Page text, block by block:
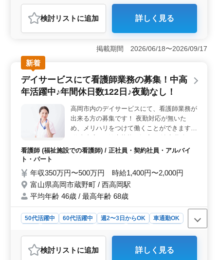
おすすめポイント
＜中高年の活躍＞ 中高年が活躍する福祉施設での看護
師業務の募集です。50代以上の採用実績があり、経験豊
富な方々が安心して働ける環境が整っています。施設内
での看護業務に従事し、地域の方々の健康を支えま
す。 ＜働き方の柔軟性＞ 週休2日制で長期的な働き
方をサポートしています。また、日勤のみや夜勤のみの
希望にも対応可能で、ライフスタイルに合わせた働き方
す。 ＜給与と福利厚生＞ 年収は300万円から480万
円まで幅広く設定されています。時給も1,000円から
1,800円と、経験や能力に応じて柔軟な給与体系です。さ
らに、雇用・労災・健康・厚生などの福利厚生も充実し
ており、安心して長く働ける環境が整っています。
検討リスト に追加 詳しく見る
掲載期間 2026/06/18〜2026/09/17
新着
デイサービスにて看護師業務の募集！中高
年活躍中♪年間休日数122日♪夜勤なし！
高岡市内のデイサービスにて、看護師業務が
出来る方の募集です！ 夜勤対応が無いた
め、メリハリをつけて働くことができます☆
ための看護 ・在宅でのリハビリテーション
◎ 50代、60代の経験豊富なベテラン看護師
さん、お気軽にご応募ください！
看護師 (福祉施設での看護師) / 正社員・契約社員・アルバイ
ト・パート
年収350万円〜500万円 時給1,400円〜2,000円
富山県高岡市蔵野町 / 西高岡駅
平均年齢 46歳 / 最高年齢 68歳
50代活躍中 60代活躍中 週2〜3日からOK
車通勤OK
おすすめポイント
検討リスト に追加 詳しく見る